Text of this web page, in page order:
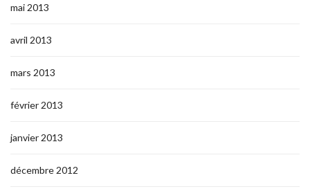
mai 2013
avril 2013
mars 2013
février 2013
janvier 2013
décembre 2012